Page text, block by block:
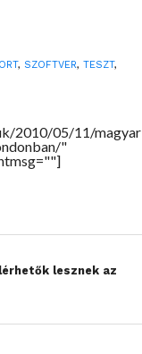
az egyes
–
az alkalmazást
is.
az elmúlt két
piaci
, SZOFTVER, TESZT,
2010/05/11/
"
lesznek az